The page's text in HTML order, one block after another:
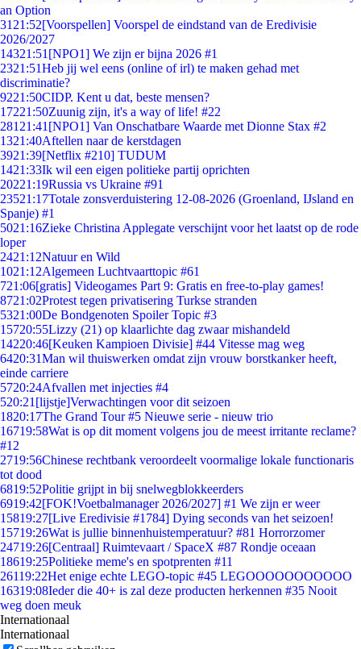
an Option
31 21:52[Voorspellen] Voorspel de eindstand van de Eredivisie
2026/2027
14321:51 [NPO1] We zijn er bijna 2026 #1
2321:51Heb jij wel eens (online of irl) te maken gehad met
discriminatie?
9221:50CIDP. Kent u dat, beste mensen?
17221:50Zuunig zijn, it's a way of life! #22
281 21:41 [NPO1] Van Onschatbare Waarde met Dionne Stax #2
1321:40Aftellen naar de kerstdagen
3921:39[Netflix #210] TUDUM
1421:33Ik wil een eigen politieke partij oprichten
20221:19Russia vs Ukraine #91
23521:17Totale zonsverduistering 12-08-2026 (Groenland, IJsland en
Spanje) #1
5021:16Zieke Christina Applegate verschijnt voor het laatst op de rode
loper
2421:12Natuur en Wild
1021:12Algemeen Luchtvaarttopic #61
721:06[gratis] Videogames Part 9: Gratis en free-to-play games!
8721:02Protest tegen privatisering Turkse stranden
5321:00De Bondgenoten Spoiler Topic #3
15720:55Lizzy (21) op klaarlichte dag zwaar mishandeld
14220:46[Keuken Kampioen Divisie] #44 Vitesse mag weg
6420:31Man wil thuiswerken omdat zijn vrouw borstkanker heeft,
einde carriere
5720:24Afvallen met injecties #4
520:21 [lijstje]Verwachtingen voor dit seizoen
1820:17The Grand Tour #5 Nieuwe serie - nieuw trio
16719:58Wat is op dit moment volgens jou de meest irritante reclame?
#12
2719:56Chinese rechtbank veroordeelt voormalige lokale functionaris
tot dood
6819:52Politie grijpt in bij snelwegblokkeerders
6919:42[FOK!Voetbalmanager 2026/2027] #1 We zijn er weer
15819:27[Live Eredivisie #1784] Dying seconds van het seizoen!
15719:26Wat is jullie binnenhuistemperatuur? #81 Horrorzomer
24719:26[Centraal] Ruimtevaart / SpaceX #87 Rondje oceaan
18619:25Politieke meme's en spotprenten #11
26119:22Het enige echte LEGO-topic #45 LEGOOOOOOOOOOO
16319:08Ieder die 40+ is zal deze producten herkennen #35 Nooit
weg doen meuk
Internationaal
Internationaal